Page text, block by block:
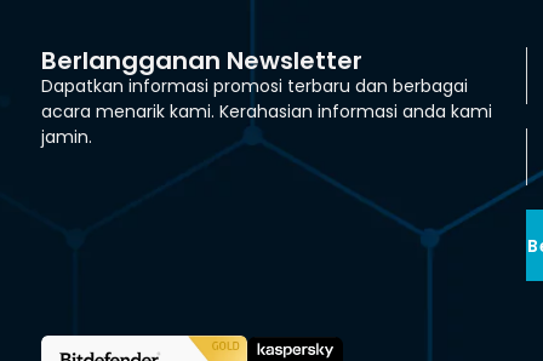
Berlangganan Newsletter
Dapatkan informasi promosi terbaru dan berbagai
acara menarik kami. Kerahasian informasi anda kami
jamin.